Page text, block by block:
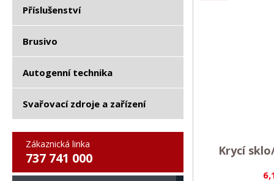
Příslušenství
Brusivo
Autogenní technika
Svařovací zdroje a zařízení
Zákaznická linka
737 741 000 Krycí